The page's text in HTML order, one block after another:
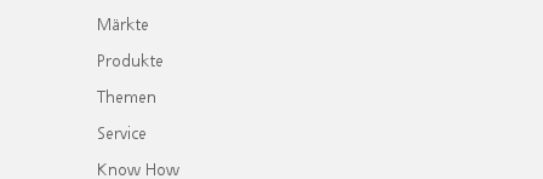
Märkte
Produkte
Themen
Service
Know How